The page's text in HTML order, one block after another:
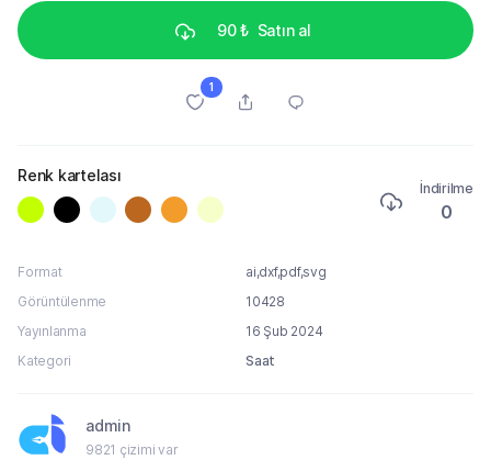
90 ₺ Satın al
1
Renk kartelası
İndirilme
0
Format
ai,dxf,pdf,svg
Görüntülenme
10428
Yayınlanma
16 Şub 2024
Kategori
Saat
admin
9821 çizimi var